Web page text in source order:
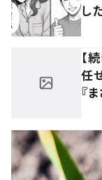
し
【
任
『